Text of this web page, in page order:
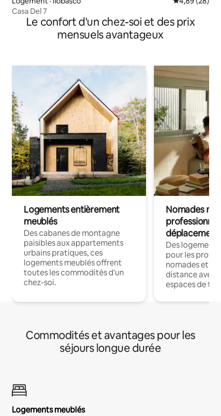
Casa Del 7
Le confort d'un chez-soi et des prix
mensuels avantageux
Logements entièrement
meublés
Des cabanes de montagne
paisibles aux appartements
urbains pratiques, ces
logements meublés offrent
toutes les commodités d'un
chez-soi.
Nomades
déplacement
Des
pour les
nomades et
distance avec
espaces de
Commodités et avantages pour les
séjours longue durée
Logements meublés